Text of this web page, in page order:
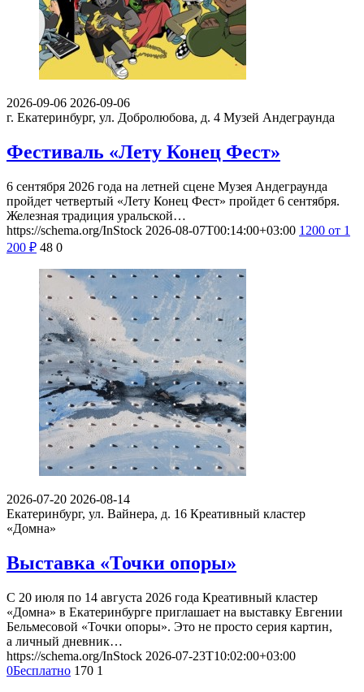
2026-09-06 2026-09-06
г. Екатеринбург, ул. Добролюбова, д. 4 Музей Андеграунда
Фестиваль «Лету Конец Фест»
6 сентября 2026 года на летней сцене Музея Андеграунда
пройдет четвертый «Лету Конец Фест» пройдет 6 сентября.
Железная традиция уральской…
https://schema.org/InStock 2026-08-07T00:14:00+03:00 1200 от 1
200 ₽ 48 0
2026-07-20 2026-08-14
Екатеринбург, ул. Вайнера, д. 16 Креативный кластер
«Домна»
Выставка «Точки опоры»
С 20 июля по 14 августа 2026 года Креативный кластер
«Домна» в Екатеринбурге приглашает на выставку Евгении
Бельмесовой «Точки опоры». Это не просто серия картин,
а личный дневник…
https://schema.org/InStock 2026-07-23T10:02:00+03:00
0Бесплатно 170 1